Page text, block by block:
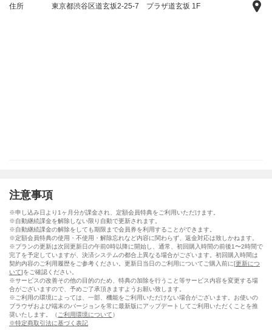
住所 東京都渋谷区道玄坂2-25-7 プラザ道玄坂 1F
注意事項
※申し込み日より1ヶ月分が課金され、定額会員特典をご利用いただけます。
※自動継続課金を解除しない限り自動で更新されます。
※自動継続課金の解除をしても期限まで会員券を利用することができます。
※定額会員特典の使用・不使用・解除忘れなど内容に関わらず、返金対応は致しかねます。
※プランの更新は次回更新日の午前0時以降に開始し、通常、初回購入時間の前後1〜2時間で
完了を予定していますが、決済システムの都合上異なる場合がございます。初回購入時間は
契約内容のご利用履歴をご参考ください。更新日当日のご利用についてご購入前に[更新につ
いて]をご確認ください。
※サービスの改善その他の目的のため、特典の加除を行うこと等サービス内容を変更する場
合がございますので、予めご了承頂きますようお願い致します。
※ご利用の環境によっては、一部、機能をご利用いただけない場合がございます。お使いの
ブラウザおよび端末のバージョンを常に最新版にアップデートしてご利用いただくことを推
奨いたします。（ご利用環境について）
※特定商取引法に基づく表記